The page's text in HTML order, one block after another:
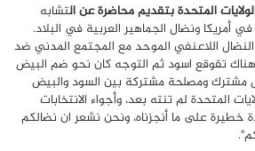
المتحدة بتقديم محاضرة عن التشابه
أمريكا ونضال الجماهير العربية في البلاد.
النضال اللاعنفي الموحد مع المجتمع المدني ضد
هناك تقوقع اسود ثم التوجه كان نحو ضم البيض
مشترك ومصلحة مشتركة بين السود والبيض
المتحدة لم تنته بعد، وأجواء الانتخابات
خطيرة على ما أنجزناه، ونحن نشعر ان نضالكم